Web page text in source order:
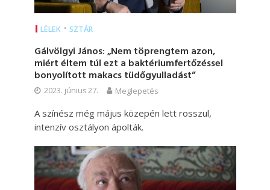
LÉLEK • SZTÁR
Gálvölgyi János: „Nem töprengtem azon,
miért éltem túl ezt a baktériumfertőzéssel
bonyolított makacs tüdőgyulladást”
2023. június 27. Meglepetés
A színész még május közepén lett rosszul,
intenzív osztályon ápolták.